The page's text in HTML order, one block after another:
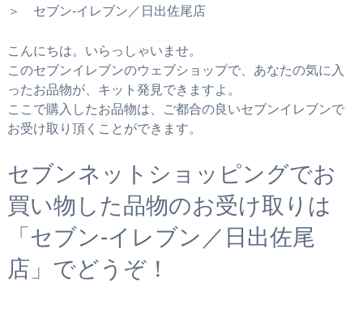
＞ セブン‐イレブン／日出佐尾店
こんにちは。いらっしゃいませ。
このセブンイレブンのウェブショップで、あなたの気に入
ったお品物が、キット発見できますよ。
ここで購入したお品物は、ご都合の良いセブンイレブンで
お受け取り頂くことができます。
セブンネットショッピングでお
買い物した品物のお受け取りは
「セブン‐イレブン／日出佐尾
店」でどうぞ！